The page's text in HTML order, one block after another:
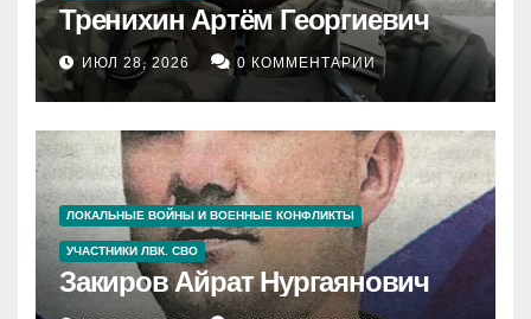
Тренихин Артём Георгиевич
ИЮЛ 28, 2026 0 КОММЕНТАРИИ
ЛОКАЛЬНЫЕ ВОЙНЫ И ВОЕННЫЕ КОНФЛИКТЫ
УЧАСТНИКИ ЛВК. СВО
Закиров Айрат Нургаянович